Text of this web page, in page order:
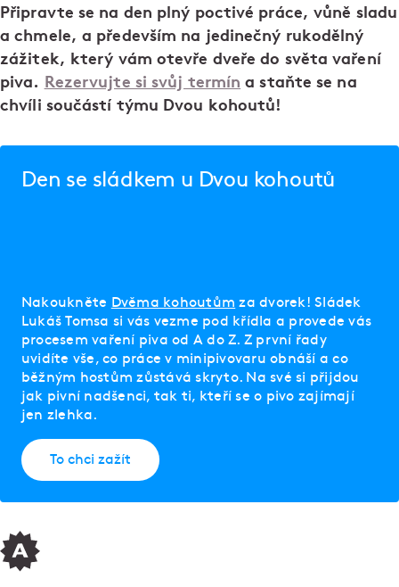
Připravte se na den plný poctivé práce, vůně sladu
a chmele, a především na jedinečný rukodělný
zážitek, který vám otevře dveře do světa vaření
piva. Rezervujte si svůj termín a staňte se na
chvíli součástí týmu Dvou kohoutů!
Den se sládkem u Dvou kohoutů
Nakoukněte Dvěma kohoutům za dvorek! Sládek
Lukáš Tomsa si vás vezme pod křídla a provede vás
procesem vaření piva od A do Z. Z první řady
uvidíte vše, co práce v minipivovaru obnáší a co
běžným hostům zůstává skryto. Na své si přijdou
jak pivní nadšenci, tak ti, kteří se o pivo zajímají
jen zlehka.
To chci zažít